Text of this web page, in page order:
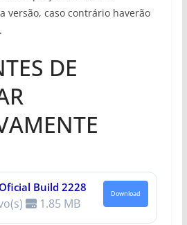
versão, caso contrário haverão
DE
Build 2228
1.85 MB
Download